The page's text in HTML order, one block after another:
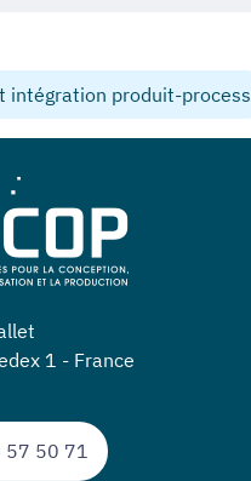
intégration produit-process
57 50 71
1 - France